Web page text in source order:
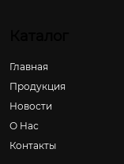
Главная
Продукция
Новости
О Hас
Контакты